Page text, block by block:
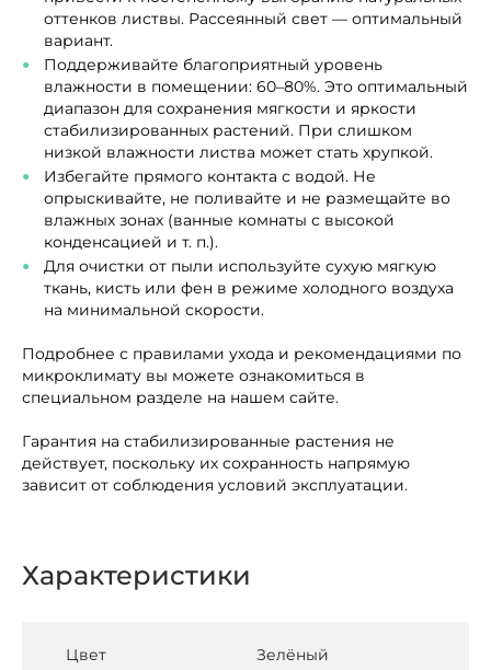
оттенков листвы. Рассеянный свет — оптимальный
вариант.
Поддерживайте благоприятный уровень
влажности в помещении: 60–80%. Это оптимальный
диапазон для сохранения мягкости и яркости
стабилизированных растений. При слишком
низкой влажности листва может стать хрупкой.
Избегайте прямого контакта с водой. Не
опрыскивайте, не поливайте и не размещайте во
влажных зонах (ванные комнаты с высокой
конденсацией и т. п.).
Для очистки от пыли используйте сухую мягкую
ткань, кисть или фен в режиме холодного воздуха
на минимальной скорости.
Подробнее с правилами ухода и рекомендациями по
микроклимату вы можете ознакомиться в
специальном разделе на нашем сайте.
Гарантия на стабилизированные растения не
действует, поскольку их сохранность напрямую
зависит от соблюдения условий эксплуатации.
Характеристики
Цвет Зелёный